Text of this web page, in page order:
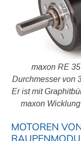
maxon RE
Durchmesser von 35 Millimetern bringt 90 Watt
Er ist mit
MOTOREN